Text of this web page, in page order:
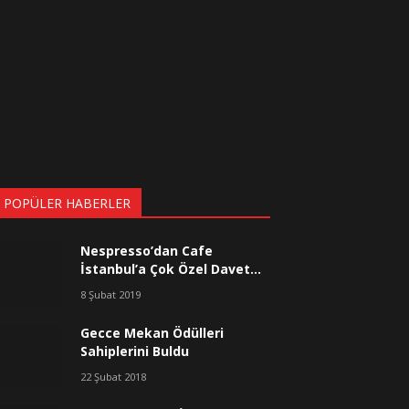
POPÜLER HABERLER
Nespresso’dan Cafe
İstanbul’a Çok Özel Davet…
8 Şubat 2019
Gecce Mekan Ödülleri
Sahiplerini Buldu
22 Şubat 2018